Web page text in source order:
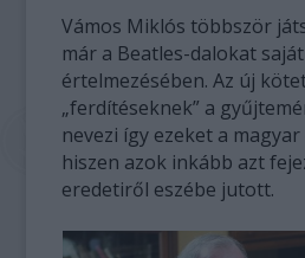
Vámos Miklós többször
már a Beatles-dalokat
értelmezésében. Az új
„ferdítéseknek” a
nevezi így ezeket a
hiszen azok inkább azt
eredetiről eszébe jutott.